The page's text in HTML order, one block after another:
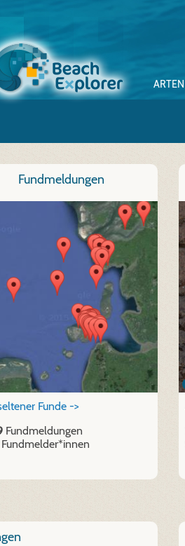
ARTEN
Fundmeldungen
Funde ->
Fundmeldungen